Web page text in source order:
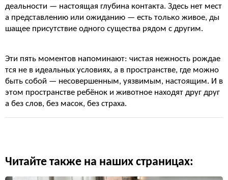
деальности — настоящая глубина контакта. Здесь нет мест
а представлению или ожиданию — есть только живое, ды
шащее присутствие одного существа рядом с другим.
Эти пять моментов напоминают: чистая нежность рождае
тся не в идеальных условиях, а в пространстве, где можно
быть собой — несовершенным, уязвимым, настоящим. И в
этом пространстве ребёнок и животное находят друг друг
а без слов, без масок, без страха.
Читайте также на наших страницах: